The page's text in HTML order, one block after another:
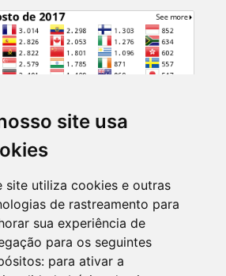
site usa
site utiliza cookies e outras
de rastreamento para
sua experiência de
para os seguintes
para ativar a
e Meio Ambiente
made
Commons - Atribuição 4.0
4.0
autorizações adicionais às
desta licença em
made/about.